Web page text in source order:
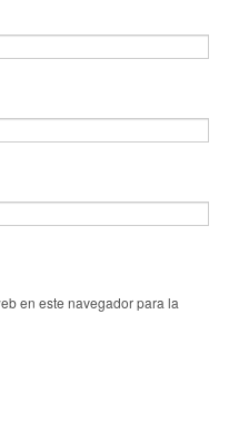
en este navegador para la